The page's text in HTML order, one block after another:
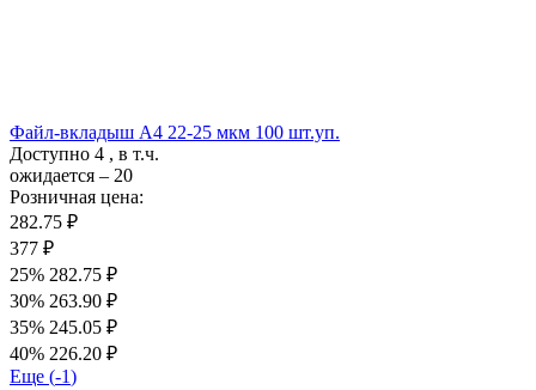
Файл-вкладыш А4 22-25 мкм 100 шт.уп.
Доступно 4 , в т.ч.
ожидается – 20
Розничная цена:
282.75 ₽
377 ₽
25% 282.75 ₽
30% 263.90 ₽
35% 245.05 ₽
40% 226.20 ₽
Еще (-1)